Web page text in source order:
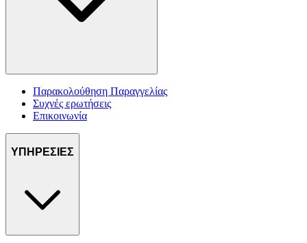
Παρακολούθηση Παραγγελίας
Συχνές ερωτήσεις
Επικοινωνία
ΥΠΗΡΕΣΙΕΣ